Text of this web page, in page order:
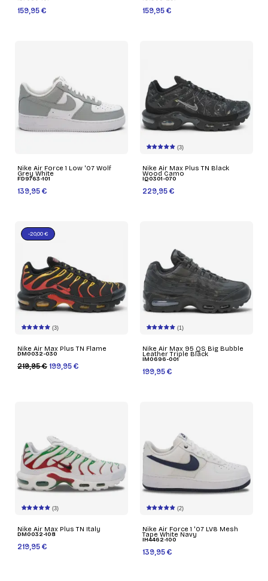
159,95 € 159,95 €
Nike Air Force 1 Low '07 Wolf
Grey White
FD9763-101
139,95 €
(3)
Nike Air Max Plus TN Black
Wood Camo
IQ0301-070
229,95 €
(3)
Nike Air Max Plus TN Flame
DM0032-030
219,95 € 199,95 €
-20,00 €
(1)
Nike Air Max 95 QS Big Bubble
Leather Triple Black
IM0696-001
199,95 €
(3)
Nike Air Max Plus TN Italy
DM0032-108
219,95 €
(2)
Nike Air Force 1 '07 LV8 Mesh
Tape White Navy
IH4462-100
139,95 €